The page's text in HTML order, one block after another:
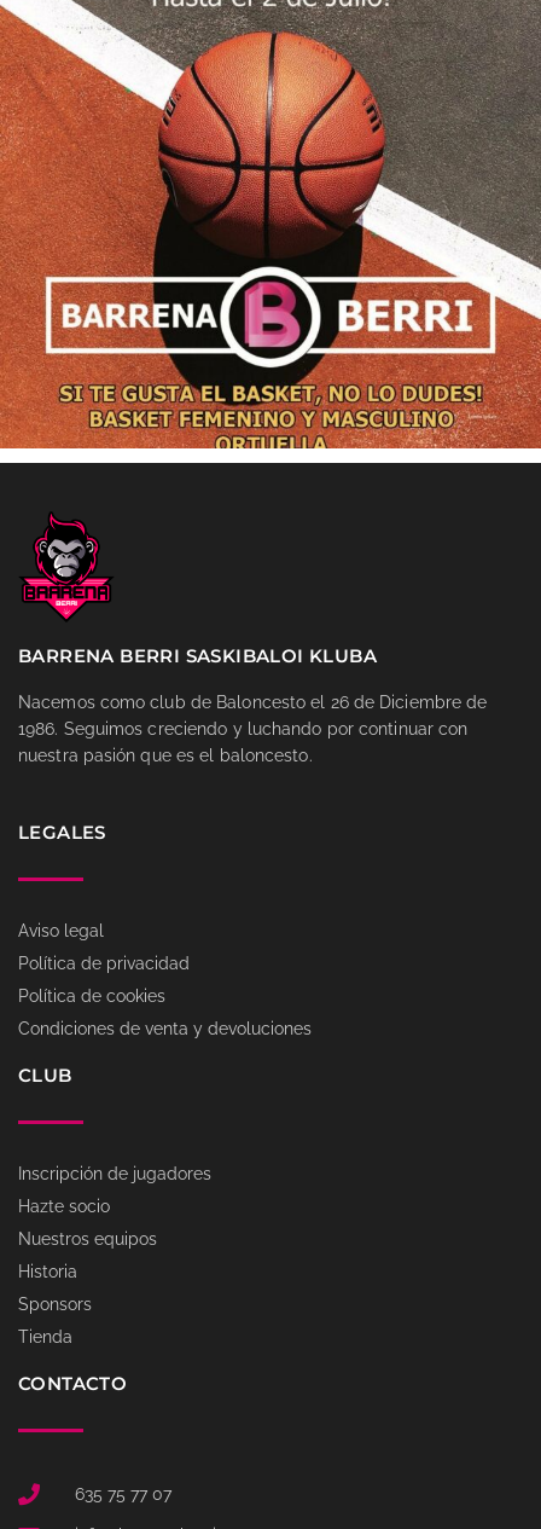
BARRENA BERRI SASKIBALOI KLUBA
Nacemos como club de Baloncesto el 26 de Diciembre de
1986. Seguimos creciendo y luchando por continuar con
nuestra pasión que es el baloncesto.
LEGALES
Aviso legal
Política de privacidad
Política de cookies
Condiciones de venta y devoluciones
CLUB
Inscripción de jugadores
Hazte socio
Nuestros equipos
Historia
Sponsors
Tienda
CONTACTO
635 75 77 07